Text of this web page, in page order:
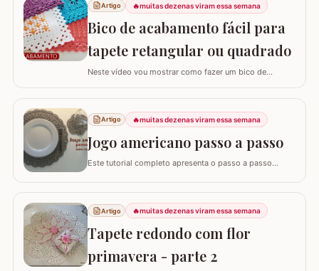
Artigo 🔥muitas dezenas viram essa semana
Bico de acabamento fácil para
tapete retangular ou quadrado
Neste vídeo vou mostrar como fazer um bico de
retangular ou quadrado. Fiz o bico de acabamento em 4
modelos de tapete com tamanhos e larguras diferentes
e assim consigo explicar algumas formas fáceis de
adaptar para outros tamanhos. No vídeo utilizei…
Artigo 🔥muitas dezenas viram essa semana
Jogo americano passo a passo
Este tutorial completo apresenta o passo a passo
praticidade e elegância na mesa posta. Este guia para
iniciantes foi desenvolvido para que você consiga criar
uma peça firme, bonita e com excelente…
Artigo 🔥muitas dezenas viram essa semana
Tapete redondo com flor
primavera - parte 2